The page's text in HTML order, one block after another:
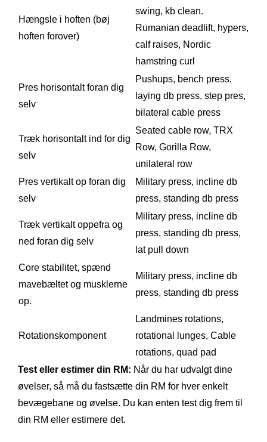
Hængsle i hoften (bøj
hoften forover)
swing, kb clean.
Rumanian deadlift, hypers,
calf raises, Nordic
hamstring curl
Pres horisontalt foran dig
selv
Pushups, bench press,
laying db press, step pres,
bilateral cable press
Træk horisontalt ind for dig
selv
Seated cable row, TRX
Row, Gorilla Row,
unilateral row
Pres vertikalt op foran dig
selv
Military press, incline db
press, standing db press
Træk vertikalt oppefra og
ned foran dig selv
Military press, incline db
press, standing db press,
lat pull down
Core stabilitet, spænd
mavebæltet og musklerne
op.
Military press, incline db
press, standing db press
Rotationskomponent
Landmines rotations,
rotational lunges, Cable
rotations, quad pad
Test eller estimer din RM: Når du har udvalgt dine
øvelser, så må du fastsætte din RM for hver enkelt
bevægebane og øvelse. Du kan enten test dig frem til
din RM eller estimere det.